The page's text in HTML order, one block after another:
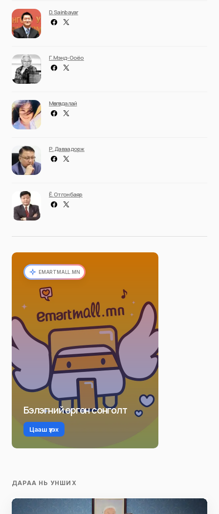
D. Sainbayar
Г. Мэнд-Ооёо
Мөнгөндалай
Р. Даваадорж
Ё. Отгонбаяр
EMARTMALL.MN
Бэлэгний өргөн сонголт
Цааш үзэх
ДАРАА НЬ УНШИХ